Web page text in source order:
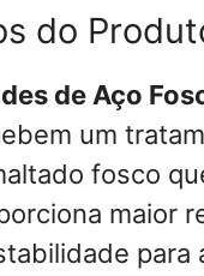
do
de Aço
um
fosco
maior
para